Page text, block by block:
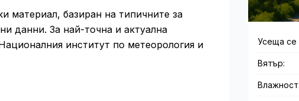
материал, базиран на типичните за
данни. За най-точна и актуална
институт по метеорология и
Усеща се
Вятър:
Влажност: